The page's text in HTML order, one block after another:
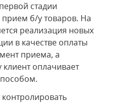
стадии
б/у товаров. На
реализация новых
в качестве оплаты
приема, а
оплачивает